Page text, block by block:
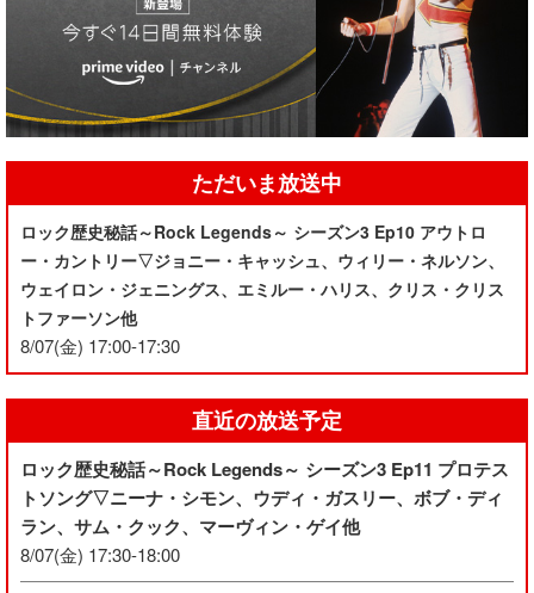
ただいま放送中
ロック歴史秘話～Rock Legends～ シーズン3 Ep10 アウトロ
ー・カントリー▽ジョニー・キャッシュ、ウィリー・ネルソン、
ウェイロン・ジェニングス、エミルー・ハリス、クリス・クリス
トファーソン他
8/07(金) 17:00-17:30
直近の放送予定
ロック歴史秘話～Rock Legends～ シーズン3 Ep11 プロテス
トソング▽ニーナ・シモン、ウディ・ガスリー、ボブ・ディ
ラン、サム・クック、マーヴィン・ゲイ他
8/07(金) 17:30-18:00